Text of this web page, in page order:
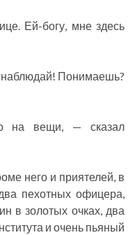
Ей-богу, мне здесь
наблюдай! Понимаешь?
на вещи, — сказал
него и приятелей, в
пехотных офицера,
в золотых очках, два
и очень пьяный